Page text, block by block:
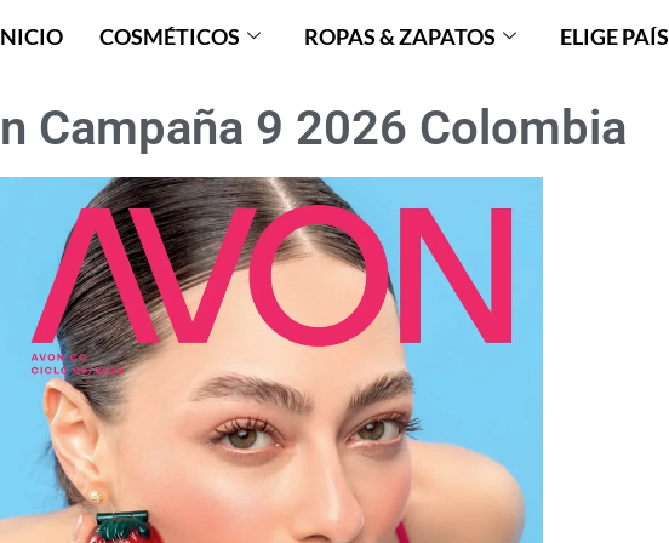
COSMÉTICOS ROPAS & ZAPATOS ELIGE PAÍS
Campaña 9 2026 Colombia